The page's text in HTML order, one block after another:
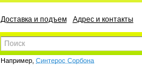
Доставка и подъем Адрес и контакты
Например, Синтерос Сорбона